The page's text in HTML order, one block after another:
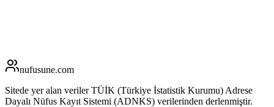
nufusune.com
Sitede yer alan veriler TÜİK (Türkiye İstatistik Kurumu) Adrese
Dayalı Nüfus Kayıt Sistemi (ADNKS) verilerinden derlenmiştir.